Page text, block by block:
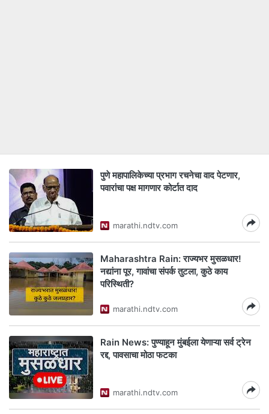
पुणे महापालिकेच्या प्रभाग रचनेचा वाद पेटणार,
पवारांचा पक्ष मागणार कोर्टात दाद
marathi.ndtv.com
Maharashtra Rain: राज्यभर मुसळधार!
नद्यांना पूर, गावांचा संपर्क तुटला, कुठे काय
परिस्थिती?
marathi.ndtv.com
Rain News: पुण्याहून मुंबईला येणाऱ्या सर्व ट्रेन
रद्द, पावसाचा मोठा फटका
marathi.ndtv.com